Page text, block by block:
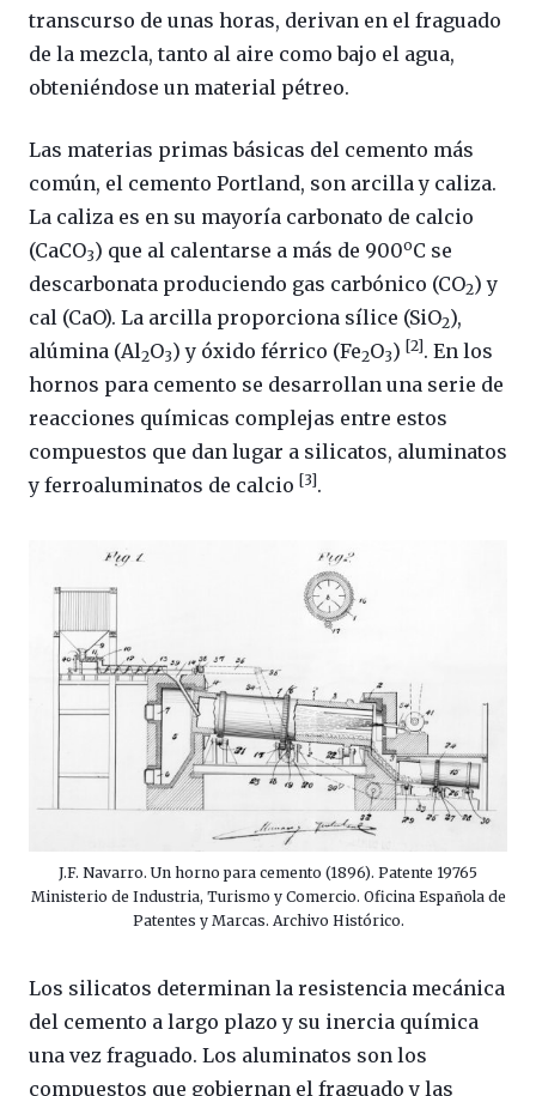
transcurso de unas horas, derivan en el fraguado
de la mezcla, tanto al aire como bajo el agua,
obteniéndose un material pétreo.
Las materias primas básicas del cemento más
común, el cemento Portland, son arcilla y caliza.
La caliza es en su mayoría carbonato de calcio
(CaCO3) que al calentarse a más de 900oC se
descarbonata produciendo gas carbónico (CO2) y
cal (CaO). La arcilla proporciona sílice (SiO2),
alúmina (Al2O3) y óxido férrico (Fe2O3) [2]. En los
hornos para cemento se desarrollan una serie de
reacciones químicas complejas entre estos
compuestos que dan lugar a silicatos, aluminatos
y ferroaluminatos de calcio [3].
J.F. Navarro. Un horno para cemento (1896). Patente 19765
Ministerio de Industria, Turismo y Comercio. Oficina Española de
Patentes y Marcas. Archivo Histórico.
Los silicatos determinan la resistencia mecánica
del cemento a largo plazo y su inercia química
una vez fraguado. Los aluminatos son los
compuestos que gobiernan el fraguado y las